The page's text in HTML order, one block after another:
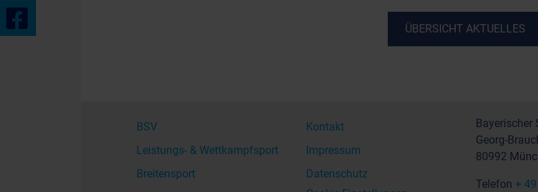
ÜBERSICHT AKTUELLES
BSV
Leistungs- & Wettkampfsport
Breitensport
Kontakt
Impressum
Datenschutz
Bayerischer
Georg-
80992
Telefon +